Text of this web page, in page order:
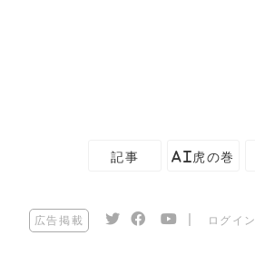
記事 AI虎の巻
広告掲載 ログイン